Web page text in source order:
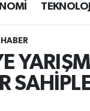
TEKNOLOJİ
Durumu ve